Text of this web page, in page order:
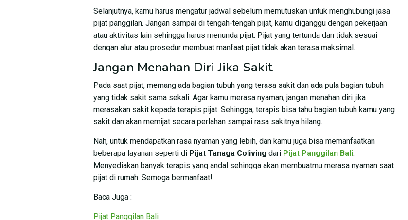
Selanjutnya, kamu harus mengatur jadwal sebelum memutuskan untuk menghubungi jasa
pijat panggilan. Jangan sampai di tengah-tengah pijat, kamu diganggu dengan pekerjaan
atau aktivitas lain sehingga harus menunda pijat. Pijat yang tertunda dan tidak sesuai
dengan alur atau prosedur membuat manfaat pijat tidak akan terasa maksimal.
Jangan Menahan Diri Jika Sakit
Pada saat pijat, memang ada bagian tubuh yang terasa sakit dan ada pula bagian tubuh
yang tidak sakit sama sekali. Agar kamu merasa nyaman, jangan menahan diri jika
merasakan sakit kepada terapis pijat. Sehingga, terapis bisa tahu bagian tubuh kamu yang
sakit dan akan memijat secara perlahan sampai rasa sakitnya hilang.
Nah, untuk mendapatkan rasa nyaman yang lebih, dan kamu juga bisa memanfaatkan
beberapa layanan seperti di Pijat Tanaga Coliving dari Pijat Panggilan Bali.
Menyediakan banyak terapis yang andal sehingga akan membuatmu merasa nyaman saat
pijat di rumah. Semoga bermanfaat!
Baca Juga :
Pijat Panggilan Bali